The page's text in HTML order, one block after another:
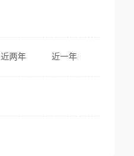
近两年 近一年